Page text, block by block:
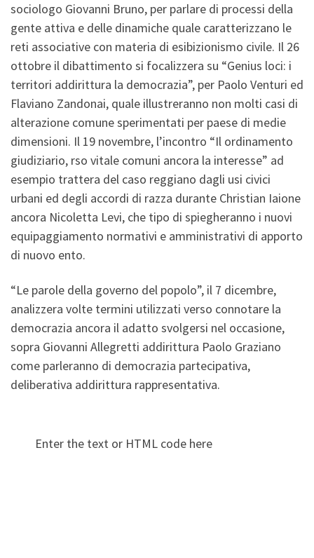
sociologo Giovanni Bruno, per parlare di processi della
gente attiva e delle dinamiche quale caratterizzano le
reti associative con materia di esibizionismo civile. Il 26
ottobre il dibattimento si focalizzera su “Genius loci: i
territori addirittura la democrazia”, per Paolo Venturi ed
Flaviano Zandonai, quale illustreranno non molti casi di
alterazione comune sperimentati per paese di medie
dimensioni. Il 19 novembre, l’incontro “Il ordinamento
giudiziario, rso vitale comuni ancora la interesse” ad
esempio trattera del caso reggiano dagli usi civici
urbani ed degli accordi di razza durante Christian Iaione
ancora Nicoletta Levi, che tipo di spiegheranno i nuovi
equipaggiamento normativi e amministrativi di apporto
di nuovo ento.
“Le parole della governo del popolo”, il 7 dicembre,
analizzera volte termini utilizzati verso connotare la
democrazia ancora il adatto svolgersi nel occasione,
sopra Giovanni Allegretti addirittura Paolo Graziano
come parleranno di democrazia partecipativa,
deliberativa addirittura rappresentativa.
Enter the text or HTML code here